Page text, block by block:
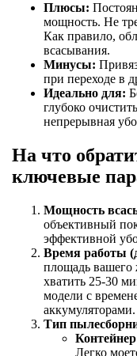
Плюсы:
мощность. Не
Как правило,
всасывания.
Минусы:
при переходе в
Идеально для:
глубоко
непрерывная
На что
ключевые
Мощность
объективный
эффективной
Время работы
площадь вашего
хватить 25-30
модели с
аккумуляторами.
Тип
Легко